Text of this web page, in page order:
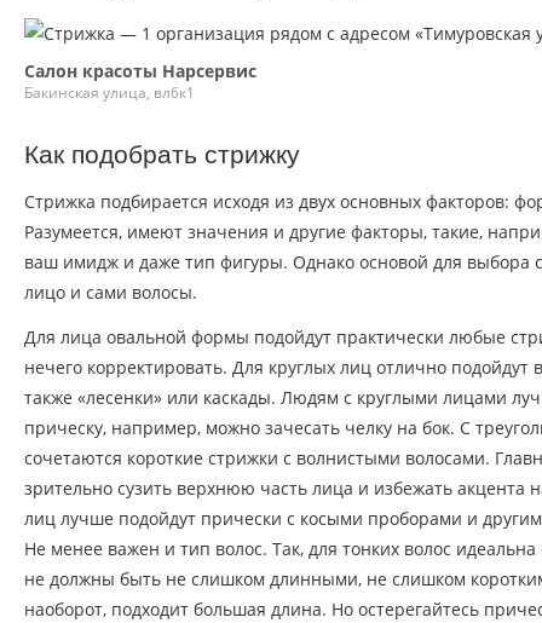
Салон красоты Нарсервис
Бакинская улица, вл6к1
Как подобрать стрижку
Стрижка подбирается исходя из двух основных факторов:
Разумеется, имеют значения и другие факторы, такие,
ваш имидж и даже тип фигуры. Однако основой для выбора
лицо и сами волосы.
Для лица овальной формы подойдут практически любые
нечего корректировать. Для круглых лиц отлично
также «лесенки» или каскады. Людям с круглыми лицами
прическу, например, можно зачесать челку на бок. С
сочетаются короткие стрижки с волнистыми волосами.
зрительно сузить верхнюю часть лица и избежать акцента
лиц лучше подойдут прически с косыми проборами и
Не менее важен и тип волос. Так, для тонких волос
не должны быть не слишком длинными, не слишком
наоборот, подходит большая длина. Но остерегайтесь